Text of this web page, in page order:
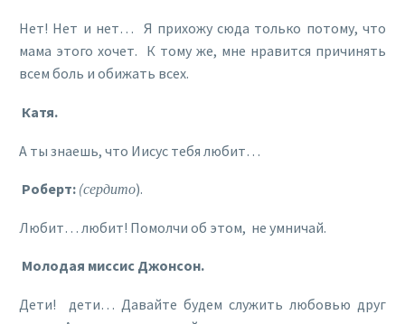
Нет! Нет и нет… Я прихожу сюда только потому, что
мама этого хочет. К тому же, мне нравится причинять
всем боль и обижать всех.
Катя.
А ты знаешь, что Иисус тебя любит…
Роберт: (сердито).
Любит… любит! Помолчи об этом, не умничай.
Молодая миссис Джонсон.
Дети! дети… Давайте будем служить любовью друг